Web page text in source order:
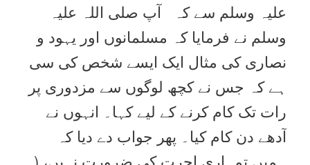
علیہ وسلم سے کہ آپ صلی اللہ علیہ
وسلم نے فرمایا کہ مسلمانوں اور یہود و
نصاری کی مثال ایک ایسے شخص کی سی
ہے کہ جس نے کچھ لوگوں سے مزدوری پر
رات تک کام کرنے کے لیے کہا۔ انہوں نے
آدھے دن کام کیا۔ پھر جواب دے دیا کہ